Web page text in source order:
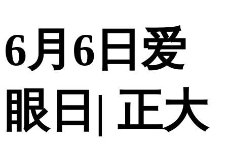
6月6日爱
眼日| 正大